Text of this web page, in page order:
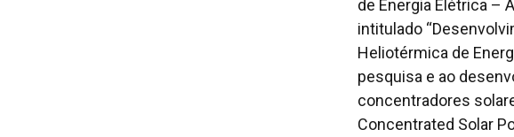
de Energia Elétrica –
intitulado
Heliotérmica de
pesquisa e ao
concentradores
Concentrated Solar